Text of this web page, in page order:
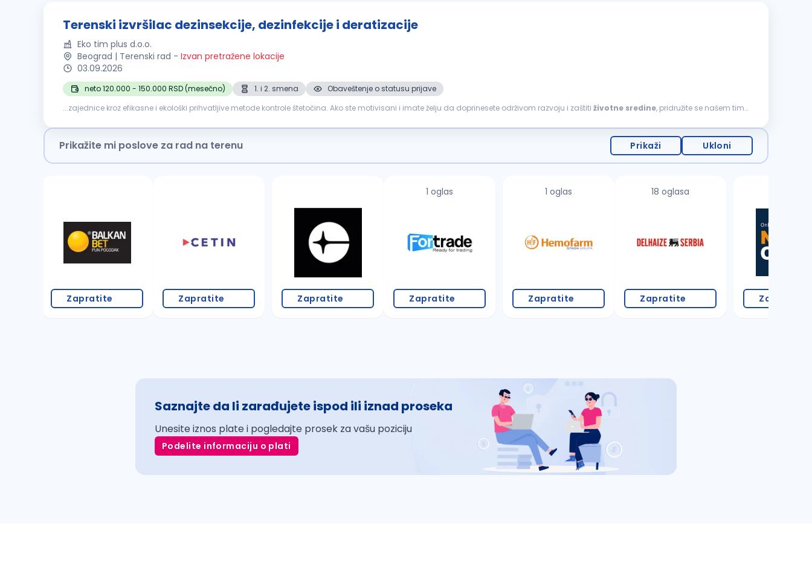
Terenski izvršilac dezinsekcije, dezinfekcije i deratizacije
Eko tim plus d.o.o.
Beograd | Terenski rad - Izvan pretražene lokacije
03.09.2026
neto 120.000 - 150.000 RSD (mesečno) 1. i 2. smena
Obaveštenje o statusu prijave
...zajednice kroz efikasne i ekološki prihvatljive metode kontrole štetočina. Ako ste motivisani i imate želju da doprinesete održivom razvoju i zaštiti životne sredine, pridružite se našem timu
Prikažite mi poslove za rad na terenu Prikaži Ukloni
Zapratite Zapratite Zapratite
1 oglas
Zapratite
1 oglas
Zapratite
18 oglasa
Zapratite Zapratite
Saznajte da li zarađujete ispod ili iznad proseka
Unesite iznos plate i pogledajte prosek za vašu poziciju
Podelite informaciju o plati